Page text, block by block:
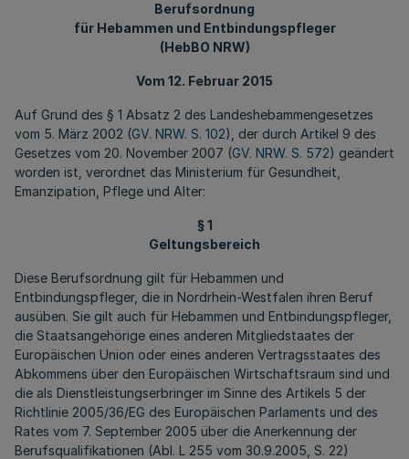
Berufsordnung
für Hebammen und Entbindungspfleger
(HebBO NRW)
Vom 12. Februar 2015
Auf Grund des § 1 Absatz 2 des Landeshebammengesetzes
vom 5. März 2002 (GV. NRW. S. 102), der durch Artikel 9 des
Gesetzes vom 20. November 2007 (GV. NRW. S. 572) geändert
worden ist, verordnet das Ministerium für Gesundheit,
Emanzipation, Pflege und Alter:
§ 1
Geltungsbereich
Diese Berufsordnung gilt für Hebammen und
Entbindungspfleger, die in Nordrhein-Westfalen ihren Beruf
ausüben. Sie gilt auch für Hebammen und Entbindungspfleger,
die Staatsangehörige eines anderen Mitgliedstaates der
Europäischen Union oder eines anderen Vertragsstaates des
Abkommens über den Europäischen Wirtschaftsraum sind und
die als Dienstleistungserbringer im Sinne des Artikels 5 der
Richtlinie 2005/36/EG des Europäischen Parlaments und des
Rates vom 7. September 2005 über die Anerkennung der
Berufsqualifikationen (Abl. L 255 vom 30.9.2005, S. 22)